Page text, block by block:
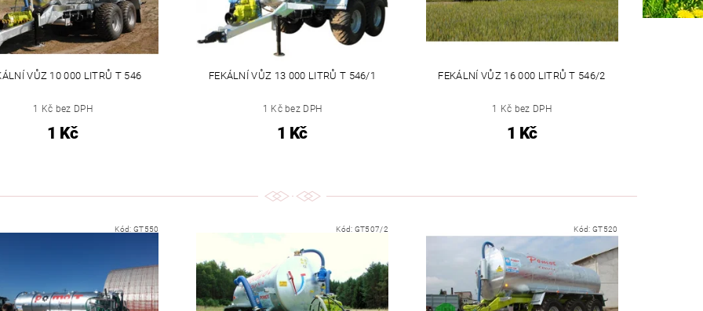
VŮZ 10 000 LITRŮ T 546
1 Kč bez DPH
1 Kč
FEKÁLNÍ VŮZ 13 000 LITRŮ T 546/1
1 Kč bez DPH
1 Kč
FEKÁLNÍ VŮZ 16 000 LITRŮ T 546/2
1 Kč bez DPH
1 Kč
Kód: GT550 Kód: GT507/2 Kód:GT520